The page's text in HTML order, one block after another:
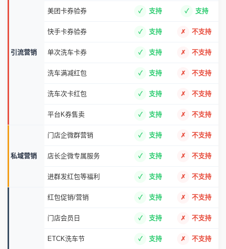
引流营销
美团卡券验券 支持 支持
快手卡券验券 支持 不支持
单次洗车卡券 支持 不支持
洗车满减红包 支持 不支持
洗车次卡红包 支持 不支持
平台K券售卖 支持 不支持
私域营销
门店企微群营销 支持 不支持
店长企微专属服务 支持 不支持
进群发红包等福利 支持 不支持
红包促销/营销 支持 不支持
门店会员日 支持 不支持
ETCK洗车节 支持 不支持